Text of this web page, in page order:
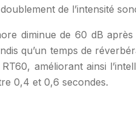
de l’intensité
diminue de 60 dB
qu’un temps de
améliorant ainsi
0,4 et 0,6 secondes.